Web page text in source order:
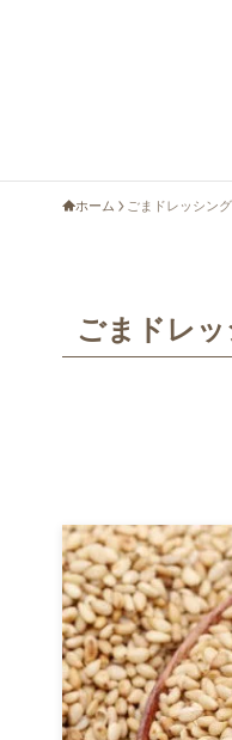
ホーム ごまドレッシング
ごまドレ